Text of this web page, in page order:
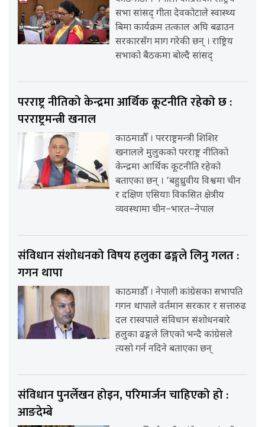
सभा सांसद् गीता देवकोटाले स्वास्थ्य
बिमा कार्यक्रम तत्काल अघि बढाउन
सरकारसँग माग गरेकी छन् । राष्ट्रिय
सभाको बैठकमा बोल्दै सांसद्
परराष्ट्र नीतिको केन्द्रमा आर्थिक कूटनीति रहेको छ :
परराष्ट्रमन्त्री खनाल
काठमाडौँ । परराष्ट्रमन्त्री शिशिर
खनालले मुलुकको परराष्ट्र नीतिको
केन्द्रमा आर्थिक कूटनीति रहेको
बताएका छन् । ‘बहुध्रुवीय विश्वमा चीन
र दक्षिण एसियाः विकसित क्षेत्रीय
व्यवस्थामा चीन–भारत–नेपाल
संविधान संशोधनको विषय हलुका ढङ्गले लिनु गलत :
गगन थापा
काठमाडौँ । नेपाली कांग्रेसका सभापति
गगन थापाले वर्तमान सरकार र सत्तारुढ
दल रास्वपाले संविधान संशोधनबारे
हलुका ढङ्गले लिएको भन्दै कांग्रेसले
त्यसो गर्न नदिने बताएका छन्
संविधान पुनर्लेखन होइन, परिमार्जन चाहिएको हो :
आङदेम्बे